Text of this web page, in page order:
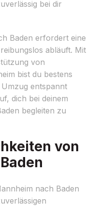
bei dir
Baden erfordert eine
abläuft. Mit
von
bist du bestens
entspannt
dich bei deinem
begleiten zu
von
nach Baden